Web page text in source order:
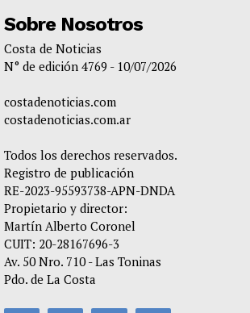
Sobre Nosotros
Costa de Noticias
N° de edición 4769 - 10/07/2026
costadenoticias.com
costadenoticias.com.ar
Todos los derechos reservados.
Registro de publicación
RE-2023-95593738-APN-DNDA
Propietario y director:
Martín Alberto Coronel
CUIT: 20-28167696-3
Av. 50 Nro. 710 - Las Toninas
Pdo. de La Costa